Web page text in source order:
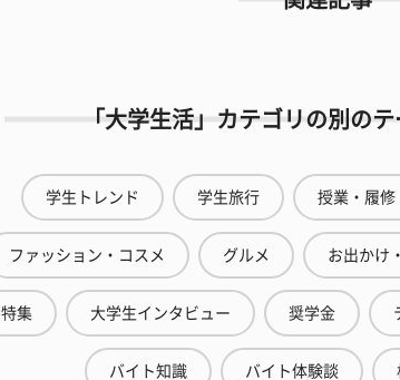
「大学生活」カテゴリの別の
学生トレンド 学生旅行 授業・履修
ファッション・コスメ グルメ お出かけ
特集 大学生インタビュー 奨学金
バイト知識 バイト体験談